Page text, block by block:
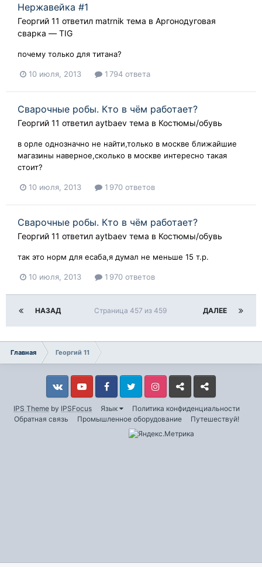
Нержавейка #1
Георгий 11 ответил matrnik тема в Аргонодуговая
сварка — TIG
почему только для титана?
10 июля, 2013 1 794 ответа
Сварочные робы. Кто в чём работает?
Георгий 11 ответил aytbaev тема в Костюмы/обувь
в орле однозначно не найти,только в москве ближайшие
магазины наверное,сколько в москве интересно такая
стоит?
10 июля, 2013 1 970 ответов
Сварочные робы. Кто в чём работает?
Георгий 11 ответил aytbaev тема в Костюмы/обувь
так это норм для есаба,я думал не меньше 15 т.р.
10 июля, 2013 1 970 ответов
НАЗАД ДАЛЕЕ
Страница 457 из 459
Главная Георгий 11
IPS Theme by IPSFocus Язык
Политика конфиденциальности
Обратная связь
Промышленное оборудование Путешествуй!
VkontakteYouTube FacebookTwitter InstagramLivejournalOdnoklassniki